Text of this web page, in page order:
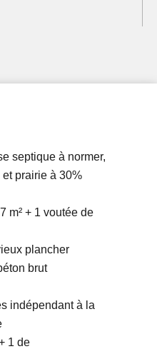
septique à normer,
prairie à 30%
m² + 1 voutée de
plancher
brut
indépendant à la
1 de